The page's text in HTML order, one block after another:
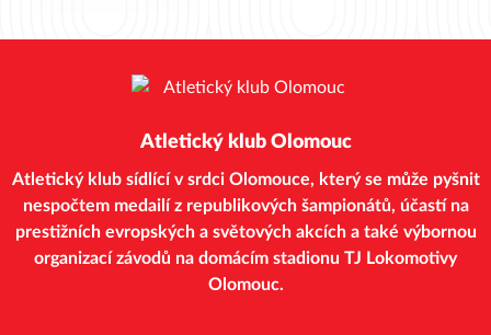
Atletický klub Olomouc
Atletický klub sídlící v srdci Olomouce, který se může pyšnit
nespočtem medailí z republikových šampionátů, účastí na
prestižních evropských a světových akcích a také výbornou
organizací závodů na domácím stadionu TJ Lokomotivy
Olomouc.